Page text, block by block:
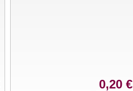
0,20 €